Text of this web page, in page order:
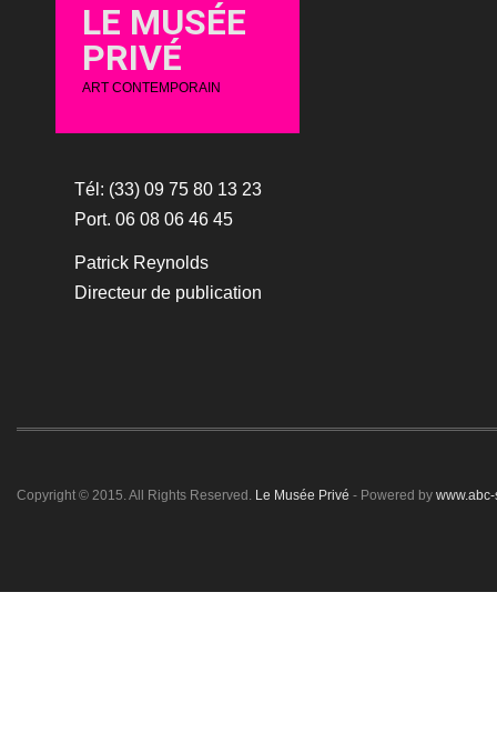
LE MUSÉE
PRIVÉ
ART CONTEMPORAIN
Tél: (33) 09 75 80 13 23
Port. 06 08 06 46 45
Patrick Reynolds
Directeur de publication
Copyright © 2015. All Rights Reserved. Le Musée Privé - Powered by